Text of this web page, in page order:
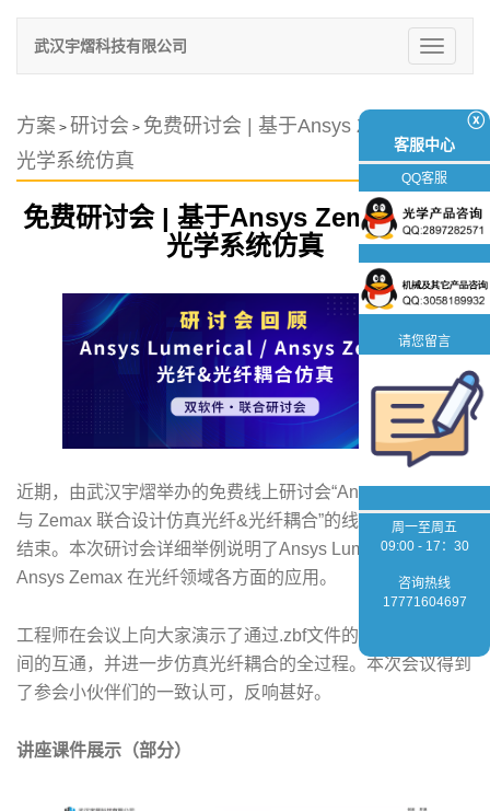
切
换
武汉宇熠科技有限公司
方案 > 研讨会 > 免费研讨会 | 基于Ansys Zemax 的AR
光学系统仿真
免费研讨会 | 基于Ansys Zemax 的AR
光学系统仿真
近期，由武汉宇熠举办的免费线上研讨会“Ansys Lumerical
与 Zemax 联合设计仿真光纤&光纤耦合”的线上研讨会圆满
结束。本次研讨会详细举例说明了Ansys Lumerical 与
Ansys Zemax 在光纤领域各方面的应用。
工程师在会议上向大家演示了通过.zbf文件的形式实现软件
间的互通，并进一步仿真光纤耦合的全过程。本次会议得到
了参会小伙伴们的一致认可，反响甚好。​
讲座课件展示（部分）
ⓧ
客服中心
QQ客服
请您留言
周一至周五
09:00 - 17：30
咨询热线
17771604697